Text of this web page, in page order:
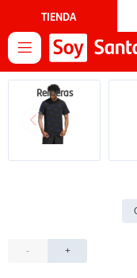
TIENDA

Remeras
- +